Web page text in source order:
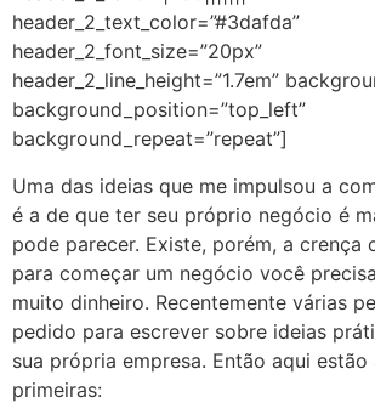
header_2_text_color=”#3dafda”
header_2_font_size=”20px”
header_2_line_height=”1.7em”
background_position=”top_left”
background_repeat=”repeat”]
Uma das ideias que me impulsou a
é a de que ter seu próprio negócio é
pode parecer. Existe, porém, a crença
para começar um negócio você
muito dinheiro. Recentemente várias
pedido para escrever sobre ideias
sua própria empresa. Então aqui estão
primeiras: